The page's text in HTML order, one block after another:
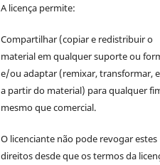
A licença permite:
Compartilhar (copiar e redistribuir o
material em qualquer suporte ou
e/ou adaptar (remixar, transformar,
a partir do material) para qualquer
mesmo que comercial.
O licenciante não pode revogar estes
direitos desde que os termos da